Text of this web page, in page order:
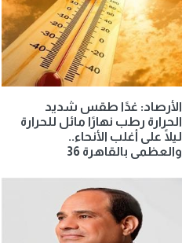
الأرصاد: غدًا طقس شديد
الحرارة رطب نهارًا مائل للحرارة
ليلًا على أغلب الأنحاء..
والعظمى بالقاهرة 36